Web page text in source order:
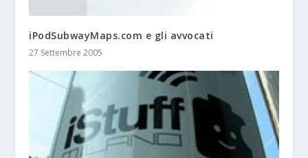
iPodSubwayMaps.com e gli avvocati
27 Settembre 2005